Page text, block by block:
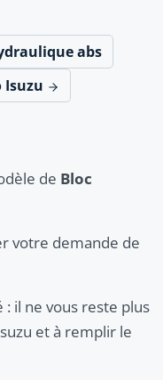
abs
Isuzu
de Bloc
votre demande de
il ne vous reste plus
et à remplir le